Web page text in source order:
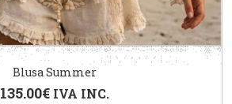
Blusa Summer
135.00€ IVA INC.